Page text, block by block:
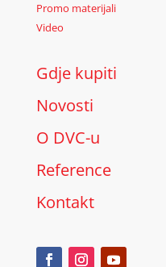
Promo materijali
Video
Gdje kupiti
Novosti
O DVC-u
Reference
Kontakt